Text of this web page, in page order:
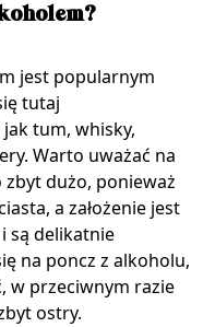
jest popularnym
tutaj
tum, whisky,
Warto uważać na
dużo, ponieważ
a założenie jest
są delikatnie
na poncz z alkoholu,
w przeciwnym razie
ostry.